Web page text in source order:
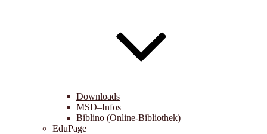
Downloads
MSD–Infos
Biblino (Online-Bibliothek)
EduPage